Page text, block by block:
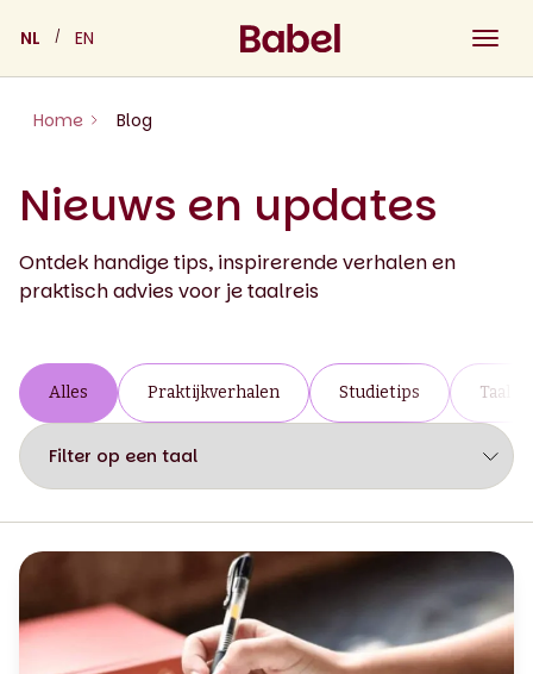
content
NL EN
Home Blog
Nieuws en updates
Ontdek handige tips, inspirerende verhalen en
praktisch advies voor je taalreis
Alles Praktijkverhalen Studietips Taal